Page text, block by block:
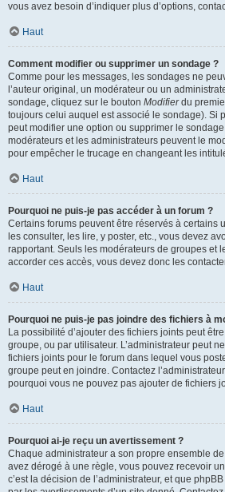
vous avez besoin d’indiquer plus d’options,
Haut
Comment modifier ou supprimer un sondage ?
Comme pour les messages, les sondages ne
l’auteur original, un modérateur ou un
sondage, cliquez sur le bouton Modifierdu
toujours celui auquel est associé le sondage). Si
peut modifier une option ou supprimer le
modérateurs et les administrateurs peuvent le
pour empêcher le trucage en changeant les
Haut
Pourquoi ne puis-je pas accéder à un forum ?
Certains forums peuvent être réservés à certains
les consulter, les lire, y poster, etc., vous devez
rapportant. Seuls les modérateurs de groupes et
accorder ces accès, vous devez donc les
Haut
Pourquoi ne puis-je pas joindre des fichiers à
La possibilité d’ajouter des fichiers joints peut
groupe, ou par utilisateur. L’administrateur peut
fichiers joints pour le forum dans lequel vous
groupe peut en joindre. Contactez
pourquoi vous ne pouvez pas ajouter de fichiers
Haut
Pourquoi ai-je reçu un avertissement ?
Chaque administrateur a son propre ensemble
avez dérogé à une règle, vous pouvez recevoir
c’est la décision de l’administrateur, et que